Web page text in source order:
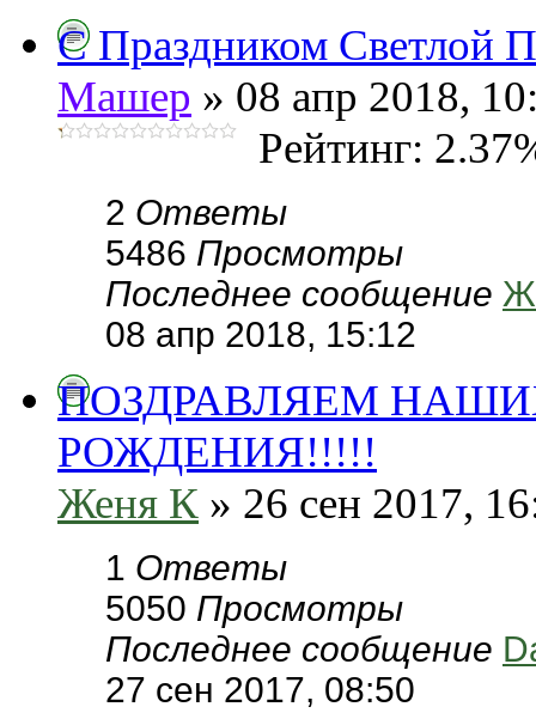
С Праздником Светлой
Машер » 08 апр 2018,
Рейтинг:
2 Ответы
5486 Просмотры
Последнее сообщение
08 апр 2018, 15:12
ПОЗДРАВЛЯЕМ
РОЖДЕНИЯ!!!!!
Женя К » 26 сен 2017,
1 Ответы
5050 Просмотры
Последнее сообщение
27 сен 2017, 08:50